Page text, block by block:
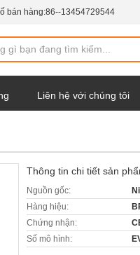
bán hàng:86--13454729544
Liên hệ với chúng tôi
Thông tin chi tiết sản
Nguồn gốc:
Hàng hiệu:
Chứng nhận:
Số mô hình: